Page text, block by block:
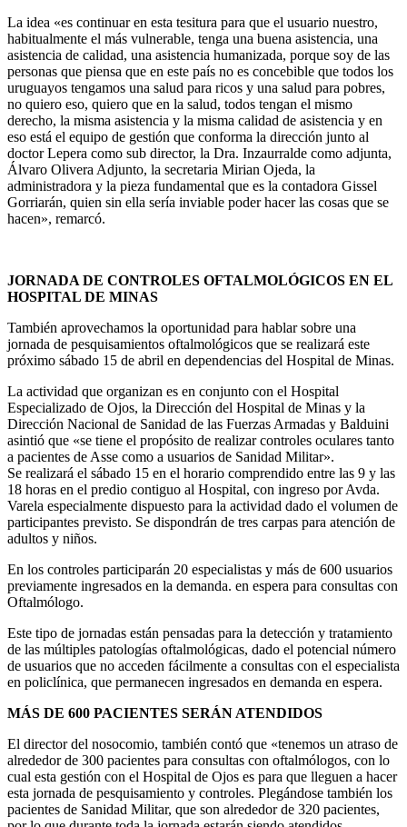
La idea «es continuar en esta tesitura para que el usuario nuestro,
habitualmente el más vulnerable, tenga una buena asistencia, una
asistencia de calidad, una asistencia humanizada, porque soy de las
personas que piensa que en este país no es concebible que todos los
uruguayos tengamos una salud para ricos y una salud para pobres,
no quiero eso, quiero que en la salud, todos tengan el mismo
derecho, la misma asistencia y la misma calidad de asistencia y en
eso está el equipo de gestión que conforma la dirección junto al
doctor Lepera como sub director, la Dra. Inzaurralde como adjunta,
Álvaro Olivera Adjunto, la secretaria Mirian Ojeda, la
administradora y la pieza fundamental que es la contadora Gissel
Gorriarán, quien sin ella sería inviable poder hacer las cosas que se
hacen», remarcó.
JORNADA DE CONTROLES OFTALMOLÓGICOS EN EL
HOSPITAL DE MINAS
También aprovechamos la oportunidad para hablar sobre una
jornada de pesquisamientos oftalmológicos que se realizará este
próximo sábado 15 de abril en dependencias del Hospital de Minas.
La actividad que organizan es en conjunto con el Hospital
Especializado de Ojos, la Dirección del Hospital de Minas y la
Dirección Nacional de Sanidad de las Fuerzas Armadas y Balduini
asintió que «se tiene el propósito de realizar controles oculares tanto
a pacientes de Asse como a usuarios de Sanidad Militar».
Se realizará el sábado 15 en el horario comprendido entre las 9 y las
18 horas en el predio contiguo al Hospital, con ingreso por Avda.
Varela especialmente dispuesto para la actividad dado el volumen de
participantes previsto. Se dispondrán de tres carpas para atención de
adultos y niños.
En los controles participarán 20 especialistas y más de 600 usuarios
previamente ingresados en la demanda. en espera para consultas con
Oftalmólogo.
Este tipo de jornadas están pensadas para la detección y tratamiento
de las múltiples patologías oftalmológicas, dado el potencial número
de usuarios que no acceden fácilmente a consultas con el especialista
en policlínica, que permanecen ingresados en demanda en espera.
MÁS DE 600 PACIENTES SERÁN ATENDIDOS
El director del nosocomio, también contó que «tenemos un atraso de
alrededor de 300 pacientes para consultas con oftalmólogos, con lo
cual esta gestión con el Hospital de Ojos es para que lleguen a hacer
esta jornada de pesquisamiento y controles. Plegándose también los
pacientes de Sanidad Militar, que son alrededor de 320 pacientes,